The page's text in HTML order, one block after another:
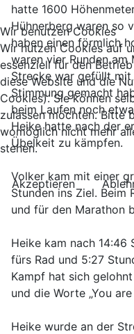
hatte 1600
Hühnerberg waren so
haben einen förmlich
waren vier Runden am
Strecke war gefüllt
Stimmung gemacht
beim Laufen noch
Heike hatte nach der
Übelkeit zu kämpfen.
Volker kam mit einer
Stunden ins Ziel. Beim
und für den Marathon
Heike kam nach 14:46
fürs Rad und 5:27
Kampf hat sich
und die Worte „You are
Heike wurde an der
Wir benutzen Cookies
Wir nutzen Cookies auf
essenziell für den
diese Website und die
Cookies). Sie können
zulassen möchten. Bitte
womöglich nicht mehr
stehen.
Akzeptieren